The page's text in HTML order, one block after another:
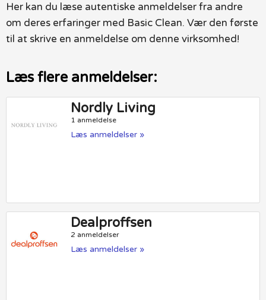
Her kan du læse autentiske anmeldelser fra andre
om deres erfaringer med Basic Clean. Vær den første
til at skrive en anmeldelse om denne virksomhed!
Læs flere anmeldelser:
Nordly Living
1 anmeldelse
Læs anmeldelser »
Dealproffsen
2 anmeldelser
Læs anmeldelser »